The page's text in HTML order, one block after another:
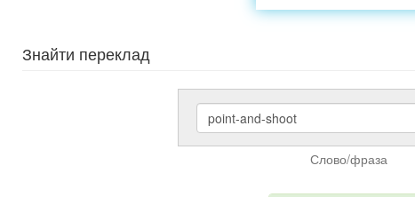
Знайти переклад
Слово/фраза